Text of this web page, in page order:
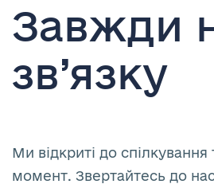
Завжди
зв’язку
Ми відкриті до
момент. Звертайтесь до